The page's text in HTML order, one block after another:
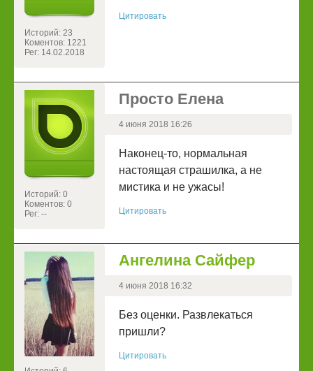
Историй: 23
Коментов: 1221
Рег: 14.02.2018
Цитировать
Историй: 0
Коментов: 0
Рег: --
Просто Елена
4 июня 2018 16:26
Наконец-то, нормальная
настоящая страшилка, а не
мистика и не ужасы!
Цитировать
Ангелина Сайфер
4 июня 2018 16:32
Без оценки. Развлекаться
пришли?
Цитировать